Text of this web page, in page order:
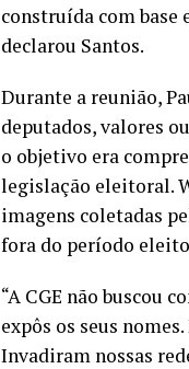
construída com base
declarou Santos.
Durante a reunião,
deputados, valores
o objetivo era
legislação eleitoral.
imagens coletadas
fora do período
“A CGE não buscou
expôs os seus
Invadiram nossas